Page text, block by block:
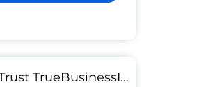
GeoTrust TrueBusinessID Multi-Domain